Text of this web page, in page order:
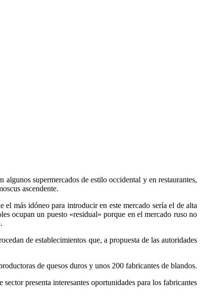
algunos supermercados de estilo occidental y en restaurantes,
s ascendente.
más idóneo para introducir en este mercado sería el de alta
ocupan un puesto «residual» porque en el mercado ruso no
de establecimientos que, a propuesta de las autoridades
de quesos duros y unos 200 fabricantes de blandos.
presenta interesantes oportunidades para los fabricantes